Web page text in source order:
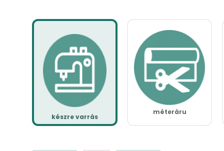
készre varrás
méteráru